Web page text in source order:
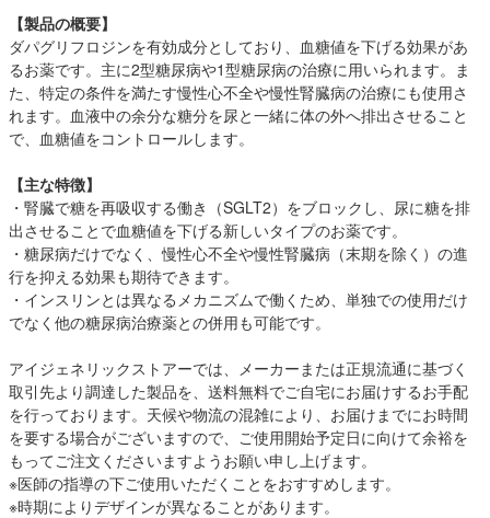
【製品の概要】
ダパグリフロジンを有効成分としており、血糖値を下げる効果があ
るお薬です。主に2型糖尿病や1型糖尿病の治療に用いられます。ま
た、特定の条件を満たす慢性心不全や慢性腎臓病の治療にも使用さ
れます。血液中の余分な糖分を尿と一緒に体の外へ排出させること
で、血糖値をコントロールします。
【主な特徴】
・腎臓で糖を再吸収する働き（SGLT2）をブロックし、尿に糖を排
出させることで血糖値を下げる新しいタイプのお薬です。
・糖尿病だけでなく、慢性心不全や慢性腎臓病（末期を除く）の進
行を抑える効果も期待できます。
・インスリンとは異なるメカニズムで働くため、単独での使用だけ
でなく他の糖尿病治療薬との併用も可能です。
アイジェネリックストアーでは、メーカーまたは正規流通に基づく
取引先より調達した製品を、送料無料でご自宅にお届けするお手配
を行っております。天候や物流の混雑により、お届けまでにお時間
を要する場合がございますので、ご使用開始予定日に向けて余裕を
もってご注文くださいますようお願い申し上げます。
※医師の指導の下ご使用いただくことをおすすめします。
※時期によりデザインが異なることがあります。